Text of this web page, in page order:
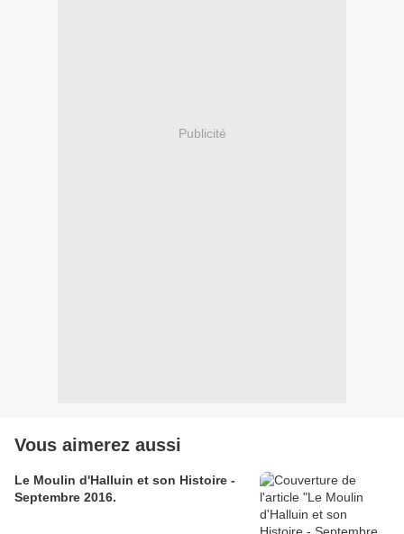
Publicité
Vous aimerez aussi
Le Moulin d'Halluin et son Histoire -
Septembre 2016.